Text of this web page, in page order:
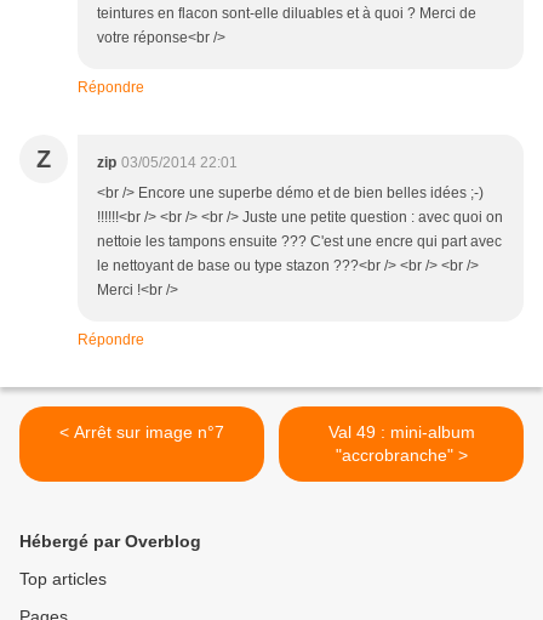
teintures en flacon sont-elle diluables et à quoi ? Merci de
votre réponse<br />
Répondre
Z zip 03/05/2014 22:01
<br /> Encore une superbe démo et de bien belles idées ;-)
!!!!!!<br /> <br /> <br /> Juste une petite question : avec quoi on
nettoie les tampons ensuite ??? C'est une encre qui part avec
le nettoyant de base ou type stazon ???<br /> <br /> <br />
Merci !<br />
Répondre
< Arrêt sur image n°7
Val 49 : mini-album
"accrobranche" >
Hébergé par Overblog
Top articles